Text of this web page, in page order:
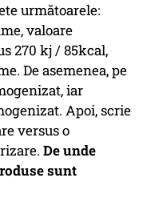
următoarele:
valoare
270 kj / 85kcal,
De asemenea, pe
iar
Apoi, scrie
versus o
De unde
sunt